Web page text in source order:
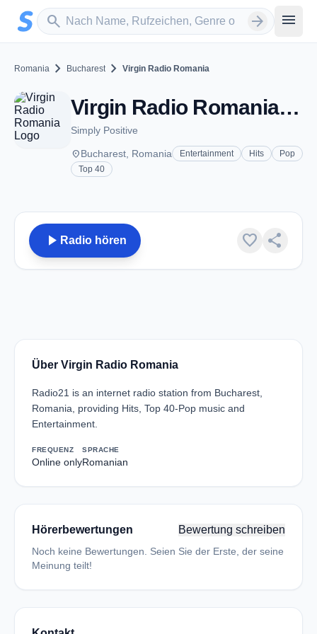
Zum Hauptinhalt springen
search
Sender suchen arrow_forward menu
Romania chevron_right Bucharest chevron_right Virgin Radio Romania
Virgin Radio Romania - Bucharest
Simply Positive
placeBucharest, Romania Entertainment Hits
Pop
Top 40
play_arrow Radio hören favorite share
Über Virgin Radio Romania
Radio21 is an internet radio station from Bucharest,
Romania, providing Hits, Top 40-Pop music and
Entertainment.
FREQUENZ
Online only
SPRACHE
Romanian
Hörerbewertungen Bewertung schreiben
Noch keine Bewertungen. Seien Sie der Erste, der seine
Meinung teilt!